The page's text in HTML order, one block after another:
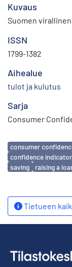
Kuvaus
Suomen
ISSN
1799-1382
Aihealue
tulot ja kulutus
Sarja
Consumer
Avainsanat
consumer
confidence indicator
saving
raising a
Tietueen